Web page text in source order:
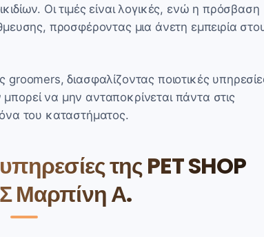
Οι τιμές είναι λογικές, ενώ η πρόσβαση
προσφέροντας μια άνετη εμπειρία
διασφαλίζοντας ποιοτικές
να μην ανταποκρίνεται πάντα στις
του καταστήματος.
της PET SHOP
Μαρπίνη Α.